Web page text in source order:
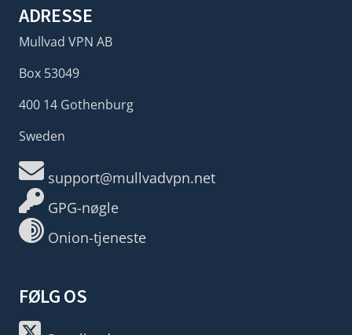
ADRESSE
Mullvad VPN AB
Box 53049
400 14 Gothenburg
Sweden
support@mullvadvpn.net
GPG-nøgle
Onion-tjeneste
FØLG OS